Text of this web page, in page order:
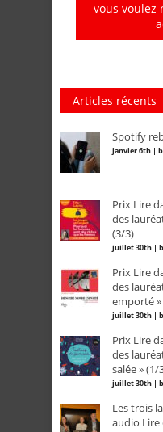
vous voulez
Articles récents
Spotify
janvier 6th |
Prix Lire
des
(3/3)
juillet 30th |
Prix Lire
des
emporté
juillet 30th |
Prix Lire
des
salée » (1/
juillet 30th |
Les trois
audio Lire